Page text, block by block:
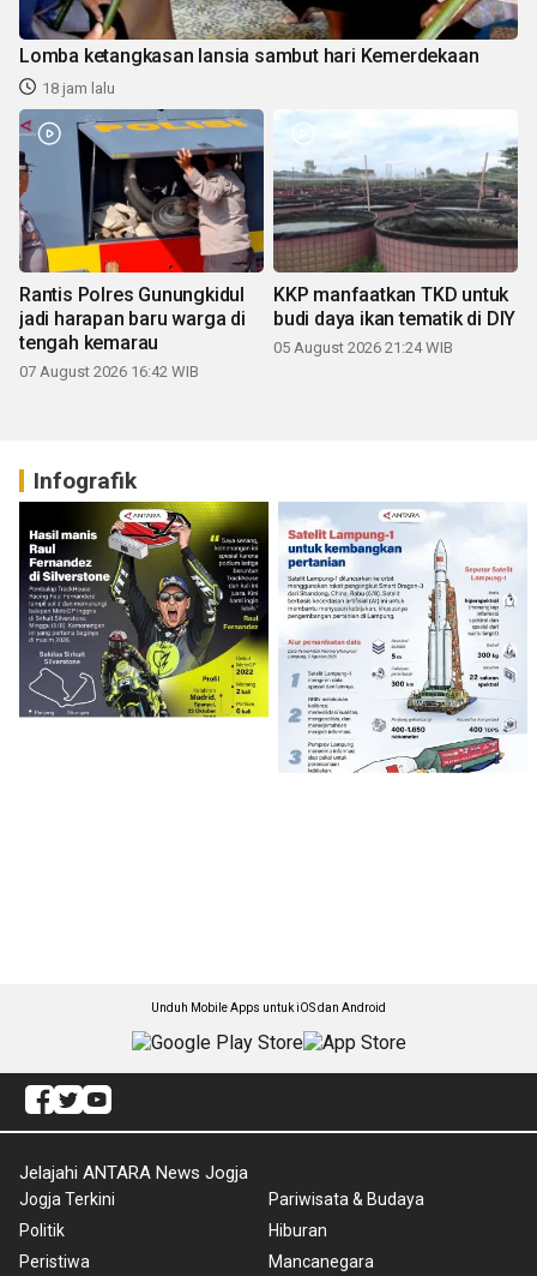
Lomba ketangkasan lansia sambut hari Kemerdekaan
18 jam lalu
Rantis Polres Gunungkidul
jadi harapan baru warga di
tengah kemarau
07 August 2026 16:42 WIB
KKP manfaatkan TKD untuk
budi daya ikan tematik di DIY
05 August 2026 21:24 WIB
Infografik
Unduh Mobile Apps untuk iOS dan Android
Jelajahi ANTARA News Jogja
Jogja Terkini
Politik
Peristiwa
Pariwisata & Budaya
Hiburan
Mancanegara